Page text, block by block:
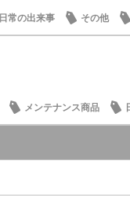
日常の出来事 その他
メンテナンス商品